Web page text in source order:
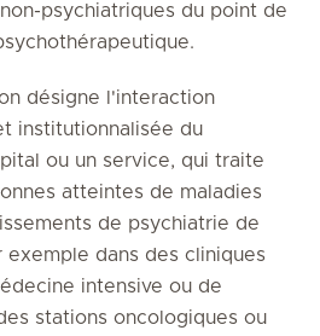
psychiatriques du point de
désigne l'interaction
institutionnalisée du
ou un service, qui traite
atteintes de maladies
de psychiatrie de
exemple dans des cliniques
intensive ou de
stations oncologiques ou